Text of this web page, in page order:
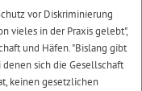
vor Diskriminierung
vieles in der Praxis gelebt",
und Häfen. "Bislang gibt
sich die Gesellschaft
keinen gesetzlichen